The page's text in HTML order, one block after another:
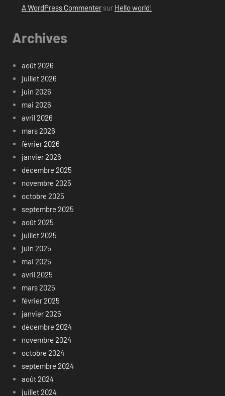
A WordPress Commentersur Hello world!
Archives
août 2026
juillet 2026
juin 2026
mai 2026
avril 2026
mars 2026
février 2026
janvier 2026
décembre 2025
novembre 2025
octobre 2025
septembre 2025
août 2025
juillet 2025
juin 2025
mai 2025
avril 2025
mars 2025
février 2025
janvier 2025
décembre 2024
novembre 2024
octobre 2024
septembre 2024
août 2024
juillet 2024